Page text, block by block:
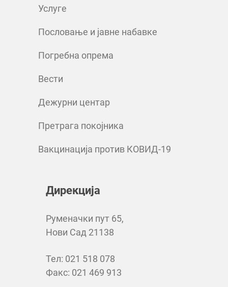
Услуге
Пословање и јавне набавке
Погребна опрема
Вести
Дежурни центар
Претрага покојника
Вакцинација против КОВИД-19
Дирекција
Руменачки пут 65,
Нови Сад 21138
Тел: 021 518 078
Факс: 021 469 913